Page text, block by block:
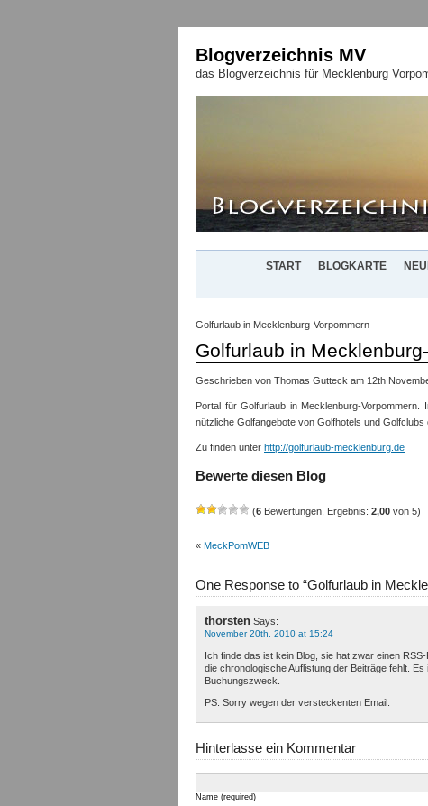
Blogverzeichnis MV
das Blogverzeichnis für Mecklenburg
START BLOGKARTE
Golfurlaub in Mecklenburg-Vorpommern
Golfurlaub in
Geschrieben von Thomas Gutteck am 12th
Portal für Golfurlaub in Mecklenburg-
nützliche Golfangebote von Golfhotels und Golfclubs
Zu finden unter http://golfurlaub-mecklenburg.de
Bewerte diesen Blog
(6 Bewertungen, Ergebnis: 2,00 von 5)
« MeckPomWEB
One Response to “Golfurlaub in
thorsten Says:
November 20th, 2010 at 15:24
Ich finde das ist kein Blog, sie hat zwar einen
die chronologische Auflistung der Beiträge fehlt.
Buchungszweck.
PS. Sorry wegen der versteckenten Email.
Hinterlasse ein Kommentar
Name (required)